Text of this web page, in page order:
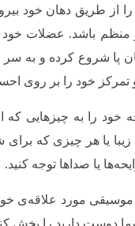
از طریق دهان خود
منظم باشد. عضلات خود
پا شروع کرده و به
تمرکز خود را بر روی
خود را به چیزهایی که
یا هر چیزی که برای
یا صداها توجه کنید.
مورد علاقه‌ی